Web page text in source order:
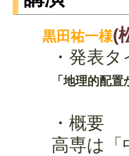
黒田祐一様(
・発表
「地理的配
・概要
高専は